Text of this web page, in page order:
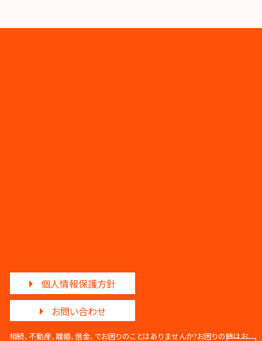
個人情報保護方針
お問い合わせ
相続、不動産、離婚、借金、でお困りのことはありませんか?お困りの時はお